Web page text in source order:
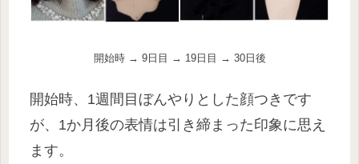
開始時 → 9日目 → 19日目 → 30日後
開始時、1週間目ぼんやりとした顔つきです
が、1か月後の表情は引き締まった印象に思え
ます。